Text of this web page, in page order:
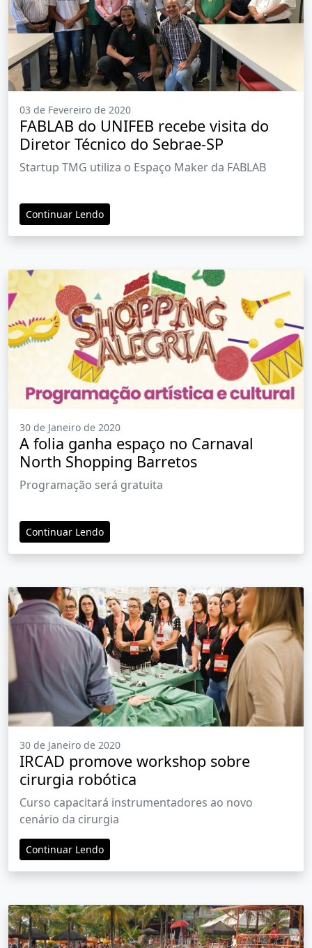
03 de Fevereiro de 2020
FABLAB do UNIFEB recebe visita do
Diretor Técnico do Sebrae-SP
Startup TMG utiliza o Espaço Maker da FABLAB
Continuar Lendo
30 de Janeiro de 2020
A folia ganha espaço no Carnaval
North Shopping Barretos
Programação será gratuita
Continuar Lendo
30 de Janeiro de 2020
IRCAD promove workshop sobre
cirurgia robótica
Curso capacitará instrumentadores ao novo
cenário da cirurgia
Continuar Lendo